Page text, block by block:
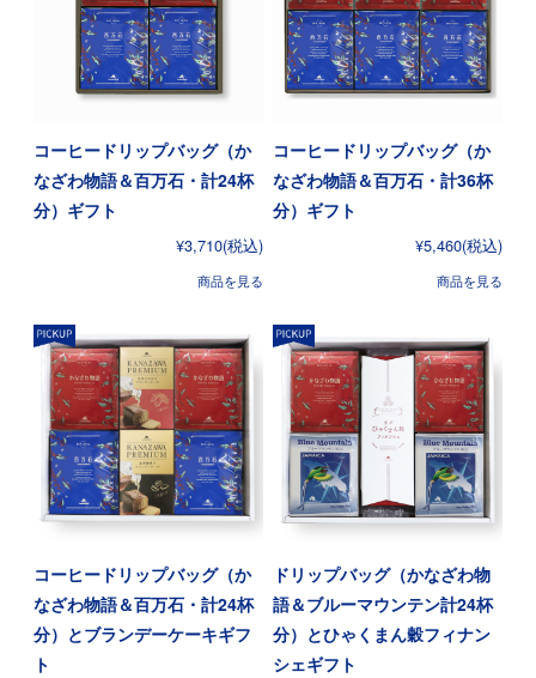
コーヒードリップバッグ（か
なざわ物語＆百万石・計24杯
分）ギフト
¥3,710(税込)
商品を見る
コーヒードリップバッグ（か
なざわ物語＆百万石・計36杯
分）ギフト
¥5,460(税込)
商品を見る
コーヒードリップバッグ（か
なざわ物語＆百万石・計24杯
分）とブランデーケーキギフ
ト
ドリップバッグ（かなざわ物
語＆ブルーマウンテン計24杯
分）とひゃくまん穀フィナン
シェギフト